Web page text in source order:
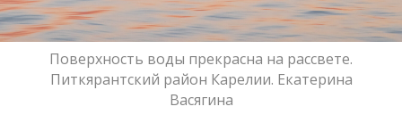
Поверхность воды прекрасна на рассвете.
Питкярантский район Карелии. Екатерина
Васягина